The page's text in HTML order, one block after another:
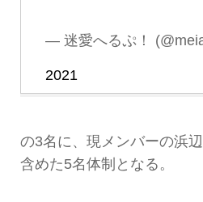
— 迷愛へるぷ！
2021
の3名に、現メンバーの浜
含めた5名体制となる。